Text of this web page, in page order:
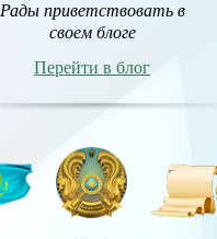
Рады приветствовать в
своем блоге
Перейти в блог